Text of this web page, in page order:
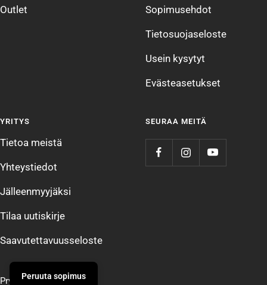
Outlet Sopimusehdot
Tietosuojaseloste
Usein kysytyt
Evästeasetukset
YRITYS
Tietoa meistä
Yhteystiedot
Jälleenmyyjäksi
Tilaa uutiskirje
Saavutettavuusseloste
SEURAA MEITÄ
Prym Peruuta sopimus